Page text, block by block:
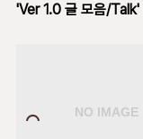
'Ver 1.0 글 모음/Talk'